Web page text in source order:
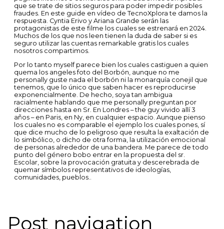
que se trate de sitios seguros para poder impedir posibles
fraudes. En este guide en vídeo de TecnoXplora te damos la
respuesta. Cyntia Erivo y Ariana Grande serán las
protagonistas de este filme los cuales se estrenará en 2024.
Muchos de los que nos leen tienen la duda de saber si es
seguro utilizar las cuentas remarkable gratis los cuales
nosotros compartimos.
Por lo tanto myself parece bien los cuales castiguen a quien
quema los angeles foto del Borbón, aunque no me
personally guste nada el borbón ni la monarquía conejil que
tenemos, que lo único que saben hacer es reproducirse
exponencialmente. De hecho, soya tan ambigua
racialmente hablando que me personally preguntan por
direcciones hasta en Sr. En Londres – the guy vivido allí 3
años – en Paris, en Ny, en cualquier espacio. Aunque pienso
los cuales no es comparable el ejemplo los cuales pones, sí
que dice mucho de lo peligroso que resulta la exaltación de
lo simbólico, o dicho de otra forma, la utilización emocional
de personas alrededor de una bandera. Me parece de todo
punto del género bobo entrar en la propuesta del sr.
Escolar, sobre la provocación gratuita y descerebrada de
quemar símbolos representativos de ideologías,
comunidades, pueblos..
Post navigation